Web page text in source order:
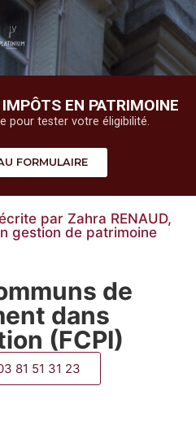
EN PATRIMOINE
pour tester votre éligibilité.
FORMULAIRE
par Zahra RENAUD,
gestion de patrimoine
de
dans
(FCPI)
81 51 31 23